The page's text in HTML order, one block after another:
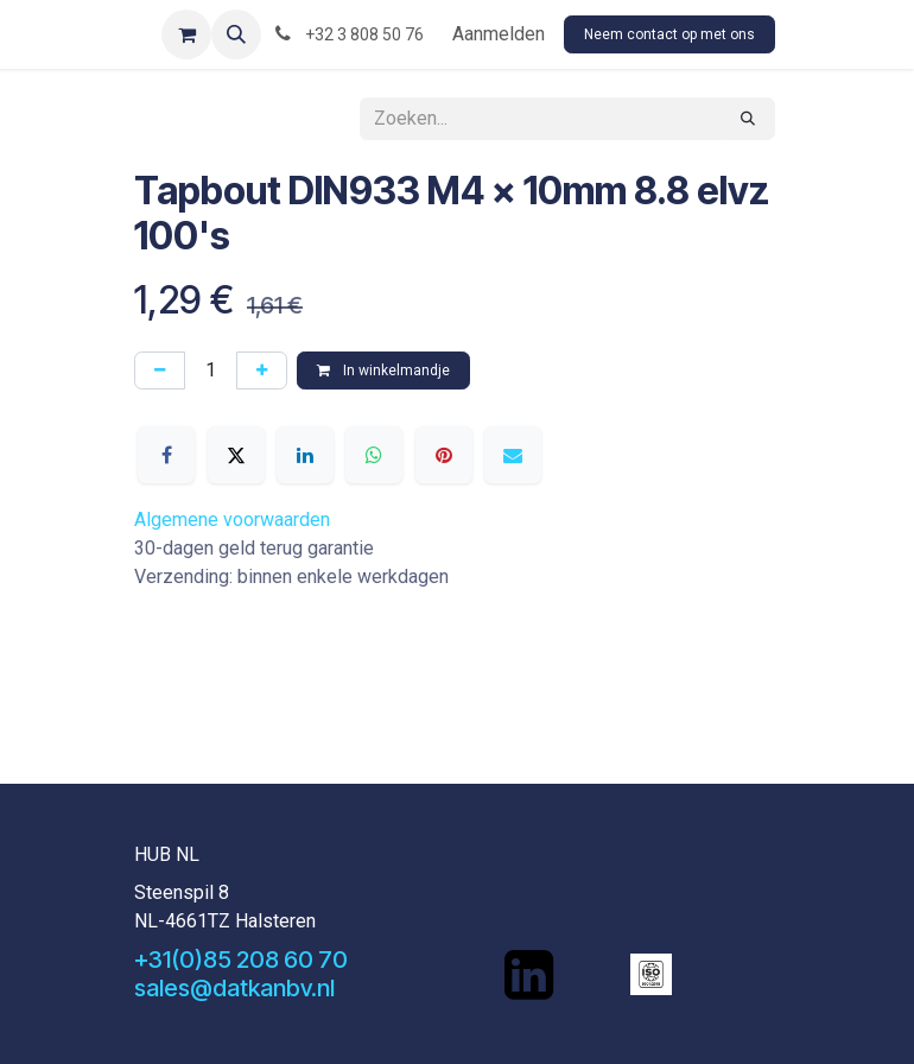
Optimization-of-piping-components Floor Stock Outsourcing Our Conditions
+32 3 808 50 76 Aanmelden Neem contact op met ons
Tapbout DIN933 M4 x 10mm 8.8 elvz
100's
1,29 € 1,61€
In winkelmandje
Algemene voorwaarden
30-dagen geld terug garantie
Verzending: binnen enkele werkdagen
HUB NL
Steenspil 8
NL-4661TZ Halsteren
+31(0)85 208 60 70
sales@datkanbv.nl